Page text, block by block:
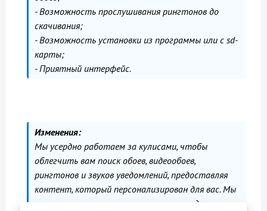
- Возможность прослушивания рингтонов до
скачивания;
- Возможность установки из программы или с sd-
карты;
- Приятный интерфейс.
Изменения:
Мы усердно работаем за кулисами, чтобы
облегчить вам поиск обоев, видеообоев,
рингтонов и звуков уведомлений, предоставляя
контент, который персонализирован для вас. Мы
также исправили некоторые мелкие недочеты,